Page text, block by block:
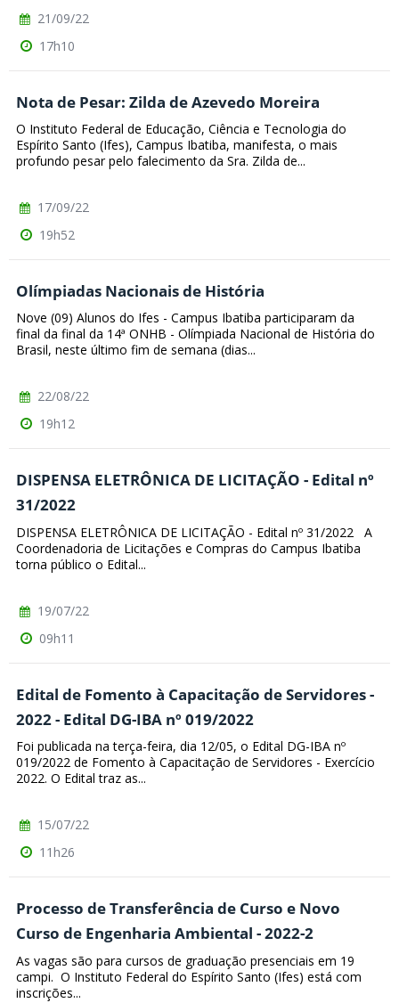
21/09/22
17h10
Nota de Pesar: Zilda de Azevedo Moreira
O Instituto Federal de Educação, Ciência e Tecnologia do
Espírito Santo (Ifes), Campus Ibatiba, manifesta, o mais
profundo pesar pelo falecimento da Sra. Zilda de...
17/09/22
19h52
Olímpiadas Nacionais de História
Nove (09) Alunos do Ifes - Campus Ibatiba participaram da
final da final da 14ª ONHB - Olímpiada Nacional de História do
Brasil, neste último fim de semana (dias...
22/08/22
19h12
DISPENSA ELETRÔNICA DE LICITAÇÃO - Edital nº
31/2022
DISPENSA ELETRÔNICA DE LICITAÇÃO - Edital nº 31/2022 A
Coordenadoria de Licitações e Compras do Campus Ibatiba
torna público o Edital...
19/07/22
09h11
Edital de Fomento à Capacitação de Servidores -
2022 - Edital DG-IBA nº 019/2022
Foi publicada na terça-feira, dia 12/05, o Edital DG-IBA nº
019/2022 de Fomento à Capacitação de Servidores - Exercício
2022. O Edital traz as...
15/07/22
11h26
Processo de Transferência de Curso e Novo
Curso de Engenharia Ambiental - 2022-2
As vagas são para cursos de graduação presenciais em 19
campi. O Instituto Federal do Espírito Santo (Ifes) está com
inscrições...